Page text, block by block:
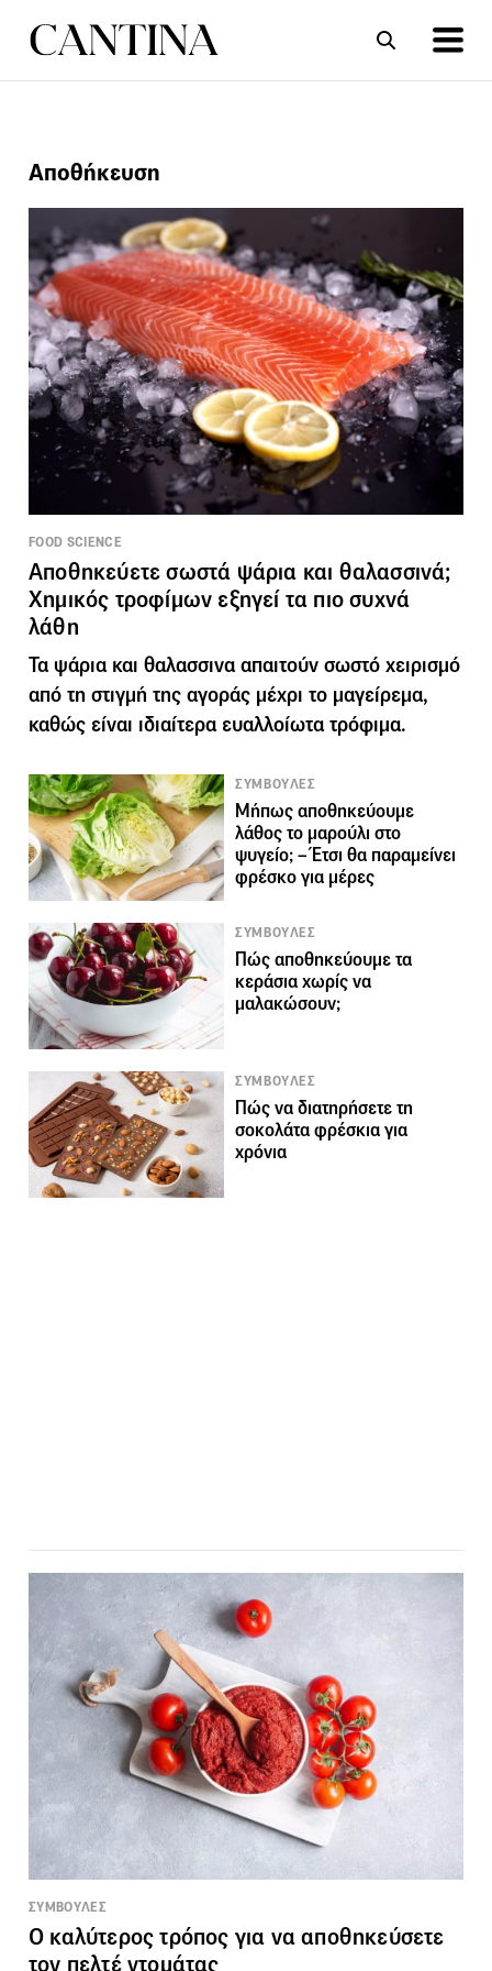
Αποθήκευση
FOOD SCIENCE
Αποθηκεύετε σωστά ψάρια και θαλασσινά;
Χημικός τροφίμων εξηγεί τα πιο συχνά
λάθη
Τα ψάρια και θαλασσινα απαιτούν σωστό χειρισμό
από τη στιγμή της αγοράς μέχρι το μαγείρεμα,
καθώς είναι ιδιαίτερα ευαλλοίωτα τρόφιμα.
ΣΥΜΒΟΥΛΕΣ
Μήπως αποθηκεύουμε
λάθος το μαρούλι στο
ψυγείο; – Έτσι θα παραμείνει
φρέσκο για μέρες
ΣΥΜΒΟΥΛΕΣ
Πώς αποθηκεύουμε τα
κεράσια χωρίς να
μαλακώσουν;
ΣΥΜΒΟΥΛΕΣ
Πώς να διατηρήσετε τη
σοκολάτα φρέσκια για
χρόνια
ΣΥΜΒΟΥΛΕΣ
Ο καλύτερος τρόπος για να αποθηκεύσετε
τον πελτέ ντομάτας